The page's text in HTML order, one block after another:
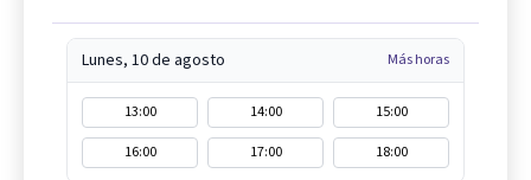
Lunes, 10 de agosto Más horas
13:00 14:00
15:00
16:00
17:00 18:00